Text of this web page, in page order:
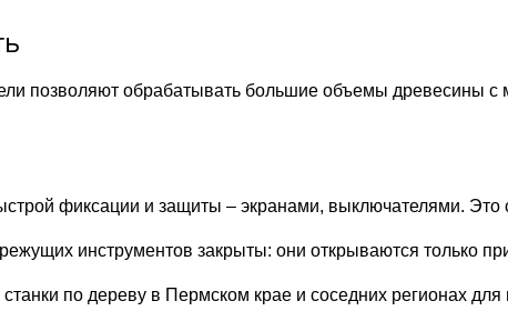
позволяют обрабатывать большие объемы древесины с
фиксации и защиты – экранами, выключателями. Это
инструментов закрыты: они открываются только
по дереву в Пермском крае и соседних регионах